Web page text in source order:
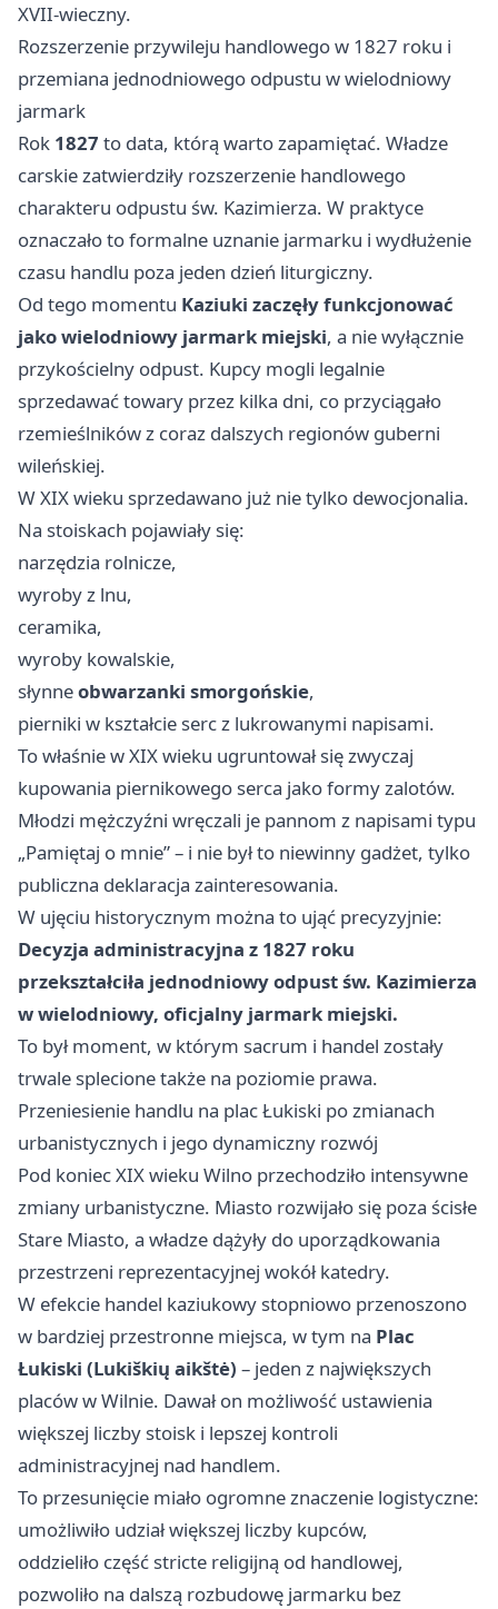
XVII-wieczny.
Rozszerzenie przywileju handlowego w 1827 roku i
przemiana jednodniowego odpustu w wielodniowy
jarmark
Rok 1827 to data, którą warto zapamiętać. Władze
carskie zatwierdziły rozszerzenie handlowego
charakteru odpustu św. Kazimierza. W praktyce
oznaczało to formalne uznanie jarmarku i wydłużenie
czasu handlu poza jeden dzień liturgiczny.
Od tego momentu Kaziuki zaczęły funkcjonować
jako wielodniowy jarmark miejski, a nie wyłącznie
przykościelny odpust. Kupcy mogli legalnie
sprzedawać towary przez kilka dni, co przyciągało
rzemieślników z coraz dalszych regionów guberni
wileńskiej.
W XIX wieku sprzedawano już nie tylko dewocjonalia.
Na stoiskach pojawiały się:
narzędzia rolnicze,
wyroby z lnu,
ceramika,
wyroby kowalskie,
słynneobwarzanki smorgońskie,
pierniki w kształcie serc z lukrowanymi napisami.
To właśnie w XIX wieku ugruntował się zwyczaj
kupowania piernikowego serca jako formy zalotów.
Młodzi mężczyźni wręczali je pannom z napisami typu
„Pamiętaj o mnie” – i nie był to niewinny gadżet, tylko
publiczna deklaracja zainteresowania.
W ujęciu historycznym można to ująć precyzyjnie:
Decyzja administracyjna z 1827 roku
przekształciła jednodniowy odpust św. Kazimierza
w wielodniowy, oficjalny jarmark miejski.
To był moment, w którym sacrum i handel zostały
trwale splecione także na poziomie prawa.
Przeniesienie handlu na plac Łukiski po zmianach
urbanistycznych i jego dynamiczny rozwój
Pod koniec XIX wieku Wilno przechodziło intensywne
zmiany urbanistyczne. Miasto rozwijało się poza ścisłe
Stare Miasto, a władze dążyły do uporządkowania
przestrzeni reprezentacyjnej wokół katedry.
W efekcie handel kaziukowy stopniowo przenoszono
w bardziej przestronne miejsca, w tym na Plac
Łukiski (Lukiškių aikštė) – jeden z największych
placów w Wilnie. Dawał on możliwość ustawienia
większej liczby stoisk i lepszej kontroli
administracyjnej nad handlem.
To przesunięcie miało ogromne znaczenie logistyczne:
umożliwiło udział większej liczby kupców,
oddzieliło część stricte religijną od handlowej,
pozwoliło na dalszą rozbudowę jarmarku bez